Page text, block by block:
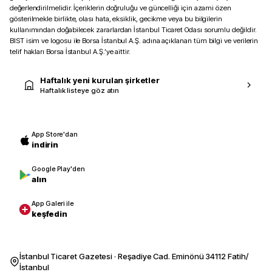
değerlendirilmelidir. İçeriklerin doğruluğu ve güncelliği için azami özen
gösterilmekle birlikte, olası hata, eksiklik, gecikme veya bu bilgilerin
kullanımından doğabilecek zararlardan İstanbul Ticaret Odası sorumlu değildir.
BIST isim ve logosu ile Borsa İstanbul A.Ş. adına açıklanan tüm bilgi ve verilerin
telif hakları Borsa İstanbul A.Ş.’ye aittir.
Haftalık yeni kurulan şirketler
Haftalık listeye göz atın
App Store'dan
indirin
Google Play'den
alın
App Galeri ile
keşfedin
İstanbul Ticaret Gazetesi · Reşadiye Cad. Eminönü 34112 Fatih/
İstanbul